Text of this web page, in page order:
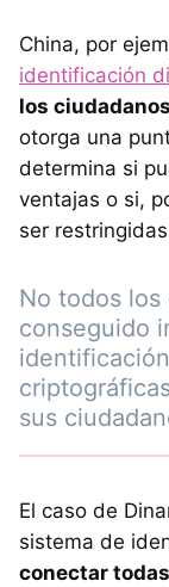
China, por
identificación
los
otorga una
determina si
ventajas o si,
ser
No todos los
conseguido
sus
El caso de
sistema de
conectar